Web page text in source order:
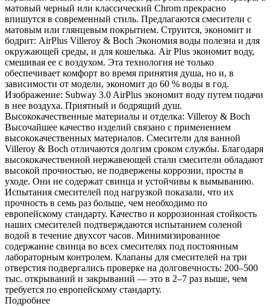
матовый черный или классический Chrom прекрасно
впишутся в современный стиль. Предлагаются смесители с
матовым или глянцевым покрытием. Струится, экономит и
бодрит: AirPlus Villeroy & Boch Экономия воды полезна и для
окружающей среды, и для кошелька. Air Plus экономит воду,
смешивая ее с воздухом. Эта технология не только
обеспечивает комфорт во время принятия душа, но и, в
зависимости от модели, экономит до 60 % воды в год.
Изображение: Subway 3.0 AirPlus экономит воду путем подачи
в нее воздуха. Приятный и бодрящий душ.
Высококачественные материалы и отделка: Villeroy & Boch
Высочайшее качество изделий связано с применением
высококачественных материалов. Смесители для ванной
Villeroy & Boch отличаются долгим сроком службы. Благодаря
высококачественной нержавеющей стали смесители обладают
высокой прочностью, не подвержены коррозии, просты в
уходе. Они не содержат свинца и устойчивы к вымыванию.
Испытания смесителей под нагрузкой показали, что их
прочность в семь раз больше, чем необходимо по
европейскому стандарту. Качество и коррозионная стойкость
наших смесителей подтверждаются испытанием соленой
водой в течение двухсот часов. Минимизированное
содержание свинца во всех смесителях под постоянным
лабораторным контролем. Клапаны для смесителей на три
отверстия подвергались проверке на долговечность: 200–500
тыс. открываний и закрываний — это в 2–7 раз выше, чем
требуется по европейскому стандарту.
Подробнее